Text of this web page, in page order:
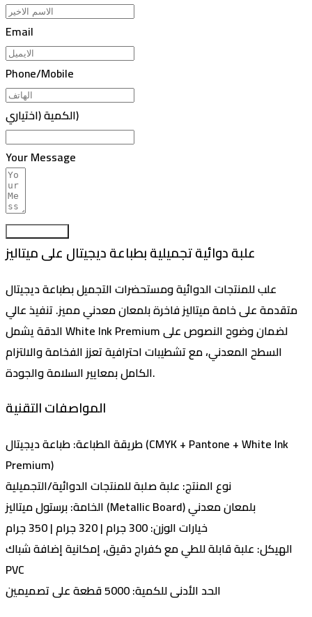
Email
Phone/Mobile
الكمية (اختياري)
Your Message
علبة دوائية تجميلية بطباعة ديجيتال على ميتاليز
علب للمنتجات الدوائية ومستحضرات التجميل بطباعة ديجيتال
متقدمة على خامة ميتاليز فاخرة بلمعان معدني مميز. تنفيذ عالي
الدقة يشمل White Ink Premium لضمان وضوح النصوص على
السطح المعدني، مع تشطيبات احترافية تعزز الفخامة والالتزام
الكامل بمعايير السلامة والجودة.
المواصفات التقنية
طريقة الطباعة: طباعة ديجيتال (CMYK + Pantone + White Ink
Premium)
نوع المنتج: علبة صلبة للمنتجات الدوائية/التجميلية
الخامة
: برستول ميتاليز (Metallic Board) بلمعان معدني
خيارات الوزن:
الهيكل: علبة قابلة للطي مع كفراج دقيق، إمكانية إضافة شباك
PVC
الحد الأدنى للكمية: 5000 قطعة على تصميمين